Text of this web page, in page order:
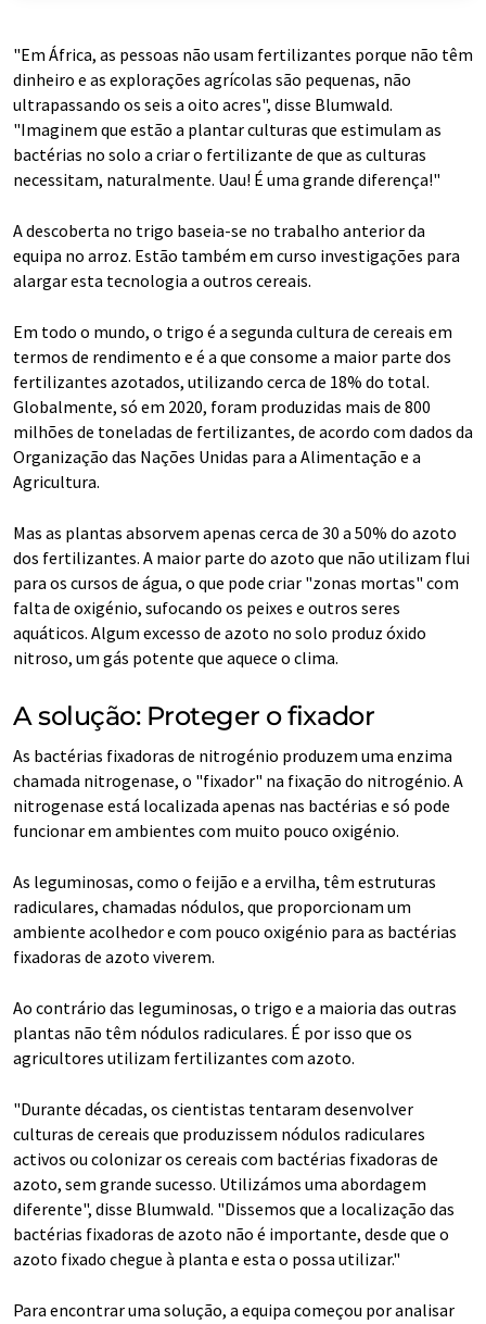
"Em África, as pessoas não usam fertilizantes porque não têm
dinheiro e as explorações agrícolas são pequenas, não
ultrapassando os seis a oito acres", disse Blumwald.
"Imaginem que estão a plantar culturas que estimulam as
bactérias no solo a criar o fertilizante de que as culturas
necessitam, naturalmente. Uau! É uma grande diferença!"
A descoberta no trigo baseia-se no trabalho anterior da
equipa no arroz. Estão também em curso investigações para
alargar esta tecnologia a outros cereais.
Em todo o mundo, o trigo é a segunda cultura de cereais em
termos de rendimento e é a que consome a maior parte dos
fertilizantes azotados, utilizando cerca de 18% do total.
Globalmente, só em 2020, foram produzidas mais de 800
milhões de toneladas de fertilizantes, de acordo com dados da
Organização das Nações Unidas para a Alimentação e a
Agricultura.
Mas as plantas absorvem apenas cerca de 30 a 50% do azoto
dos fertilizantes. A maior parte do azoto que não utilizam flui
para os cursos de água, o que pode criar "zonas mortas" com
falta de oxigénio, sufocando os peixes e outros seres
aquáticos. Algum excesso de azoto no solo produz óxido
nitroso, um gás potente que aquece o clima.
A solução: Proteger o fixador
As bactérias fixadoras de nitrogénio produzem uma enzima
chamada nitrogenase, o "fixador" na fixação do nitrogénio. A
nitrogenase está localizada apenas nas bactérias e só pode
funcionar em ambientes com muito pouco oxigénio.
As leguminosas, como o feijão e a ervilha, têm estruturas
radiculares, chamadas nódulos, que proporcionam um
ambiente acolhedor e com pouco oxigénio para as bactérias
fixadoras de azoto viverem.
Ao contrário das leguminosas, o trigo e a maioria das outras
plantas não têm nódulos radiculares. É por isso que os
agricultores utilizam fertilizantes com azoto.
"Durante décadas, os cientistas tentaram desenvolver
culturas de cereais que produzissem nódulos radiculares
activos ou colonizar os cereais com bactérias fixadoras de
azoto, sem grande sucesso. Utilizámos uma abordagem
diferente", disse Blumwald. "Dissemos que a localização das
bactérias fixadoras de azoto não é importante, desde que o
azoto fixado chegue à planta e esta o possa utilizar."
Para encontrar uma solução, a equipa começou por analisar